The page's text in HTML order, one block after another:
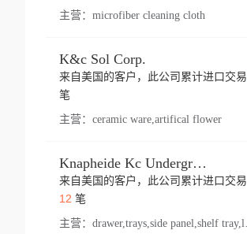
主营： microfiber cleaning cloth
K&c Sol Corp.
来自美国的客户，此公司累计进口交易
笔
主营： ceramic ware,artifical flower
Knapheide Kc Underground
来自美国的客户，此公司累计进口交易
12 笔
主营：